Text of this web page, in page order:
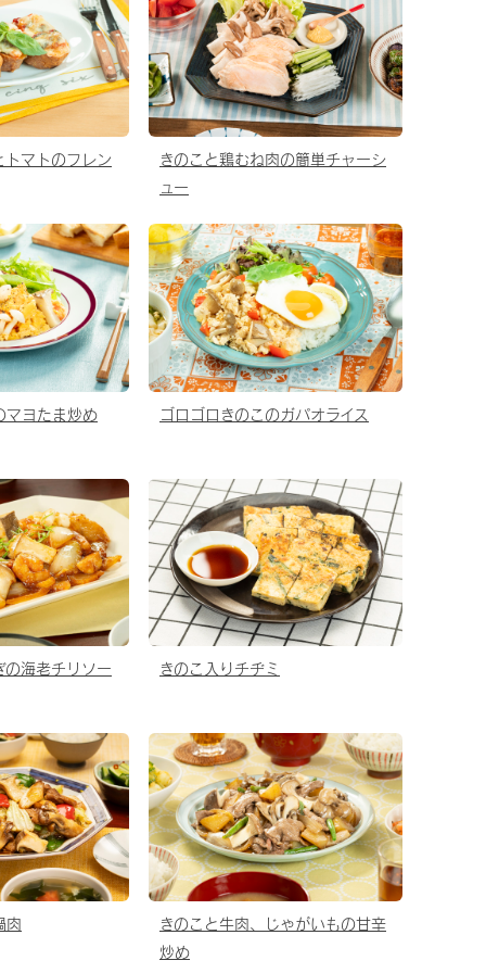
トマトのフレン
きのこと鶏むね肉の簡単チャーシ
ュー
マヨたま炒め ゴロゴロきのこのガパオライス
の海老チリソー きのこ入りチヂミ
肉
きのこと牛肉、じゃがいもの甘辛
炒め